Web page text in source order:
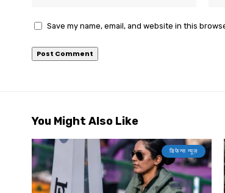
Save my name, email, and website in this
You Might Also Like
डिफेन्स न्यूज़